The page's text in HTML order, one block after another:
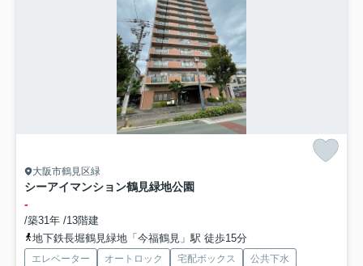
大阪市鶴見区緑
シーアイマンション鶴見緑地公園
-
/築31年 /13階建
地下鉄長堀鶴見緑地「今福鶴見」駅 徒歩15分
エレベーター オートロック 宅配ボックス 公共下水